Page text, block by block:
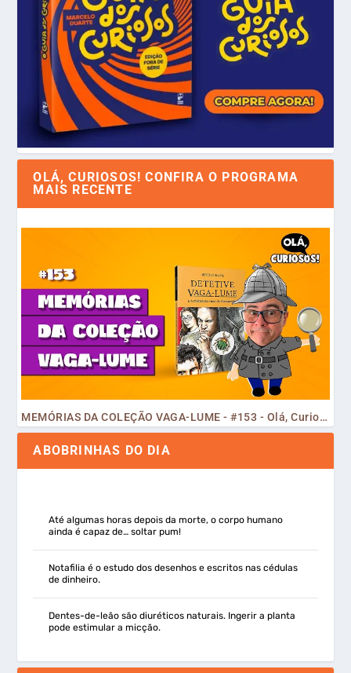
OLÁ, CURIOSOS! CONFIRA O PROGRAMA
MAIS RECENTE
MEMÓRIAS DA COLEÇÃO VAGA-LUME - #153 - Olá, Curiosos! 2023
ABOBRINHAS DO DIA
Até algumas horas depois da morte, o corpo humano
ainda é capaz de… soltar pum!
Notafilia é o estudo dos desenhos e escritos nas cédulas
de dinheiro.
Dentes-de-leão são diuréticos naturais. Ingerir a planta
pode estimular a micção.